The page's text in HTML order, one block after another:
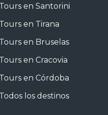
Tours en Santorini
Tours en Tirana
Tours en Bruselas
Tours en Cracovia
Tours en Córdoba
Todos los destinos